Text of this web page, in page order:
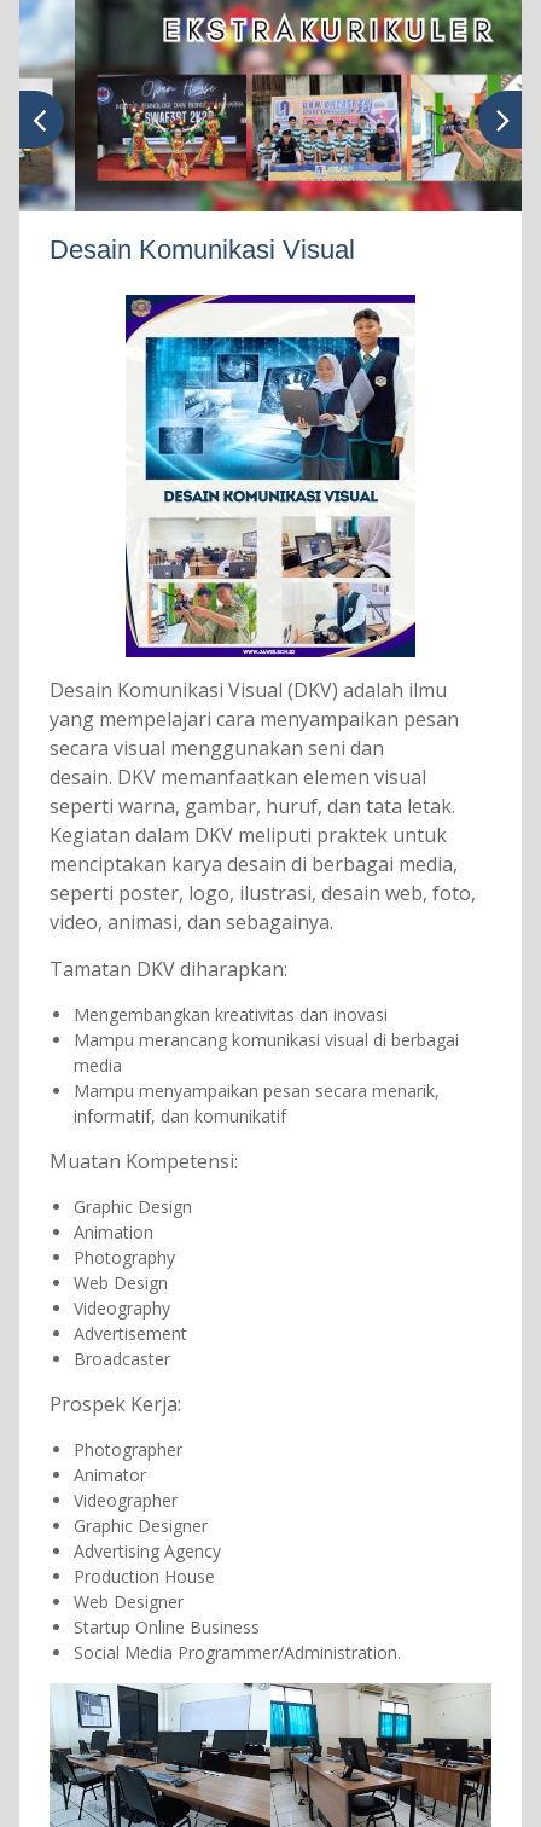
Desain Komunikasi Visual
Desain Komunikasi Visual (DKV) adalah ilmu
yang mempelajari cara menyampaikan pesan
secara visual menggunakan seni dan
desain. DKV memanfaatkan elemen visual
seperti warna, gambar, huruf, dan tata letak.
Kegiatan dalam DKV meliputi praktek untuk
menciptakan karya desain di berbagai media,
seperti poster, logo, ilustrasi, desain web, foto,
video, animasi, dan sebagainya.
Tamatan DKV diharapkan:
Mengembangkan kreativitas dan inovasi
Mampu merancang komunikasi visual di berbagai
media
Mampu menyampaikan pesan secara menarik,
informatif, dan komunikatif
Muatan Kompetensi:
Graphic Design
Animation
Photography
Web Design
Videography
Advertisement
Broadcaster
Prospek Kerja:
Photographer
Animator
Videographer
Graphic Designer
Advertising Agency
Production House
Web Designer
Startup Online Business
Social Media Programmer/Administration.